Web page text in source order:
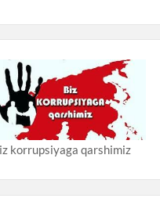
korrupsiyaga qarshimiz